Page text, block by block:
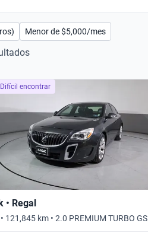
Menor de $5,000/mes
Difícil encontrar
• Regal
121,845 km • 2.0 PREMIUM TURBO GS
Automático